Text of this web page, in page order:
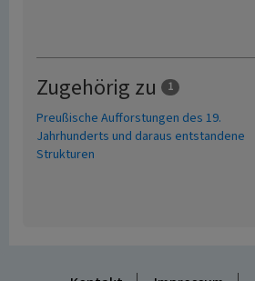
Zugehörig zu 1
Preußische Aufforstungen des 19.
Jahrhunderts und daraus entstandene
Strukturen